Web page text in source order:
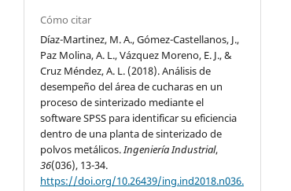
Cómo citar
Díaz-Martinez, M. A., Gómez-Castellanos, J.,
Paz Molina, A. L., Vázquez Moreno, E. J., &
Cruz Méndez, A. L. (2018). Análisis de
desempeño del área de cucharas en un
proceso de sinterizado mediante el
software SPSS para identificar su eficiencia
dentro de una planta de sinterizado de
polvos metálicos.Ingeniería Industrial,
36(036), 13-34.
https://doi.org/10.26439/ing.ind2018.n036.